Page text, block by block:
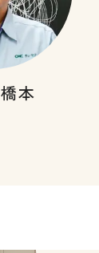
橋本